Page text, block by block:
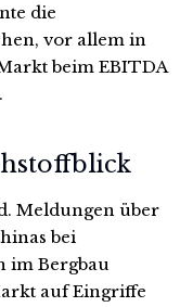
die
vor allem in
beim EBITDA
Meldungen über
bei
im Bergbau
auf Eingriffe